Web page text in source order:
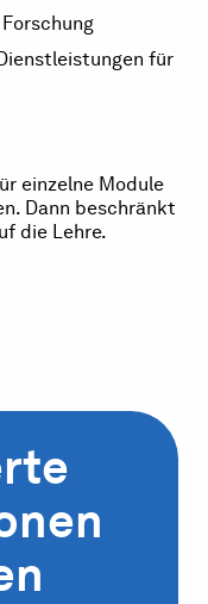
für
einzelne Module
Dann beschränkt
die Lehre.